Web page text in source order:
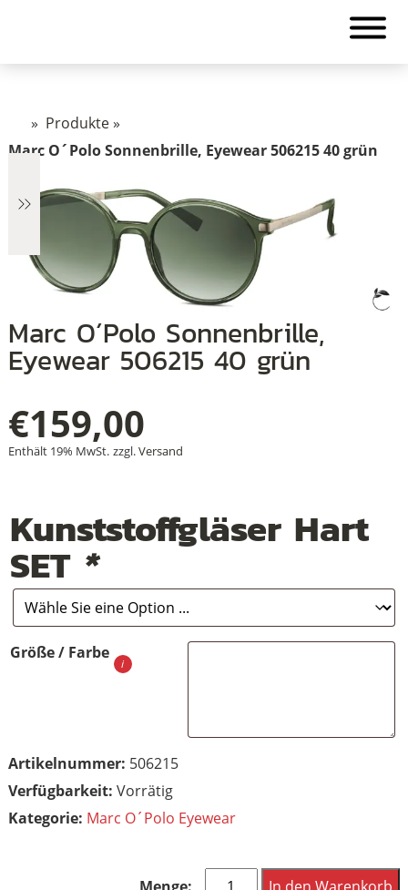
» Produkte»
Marc O´Polo Sonnenbrille, Eyewear 506215 40 grün
Marc O´Polo Sonnenbrille,
Eyewear 506215 40 grün
€159,00
Enthält 19% MwSt. zzgl.Versand
Kunststoffgläser Hart
SET *
Größe / Farbe
Artikelnummer: 506215
Vorrätig
Kategorie: Marc O´Polo Eyewear
Marc
2.499
+
+